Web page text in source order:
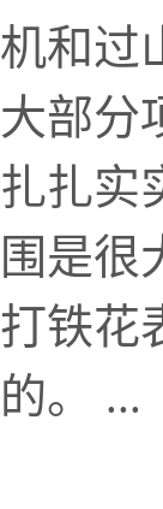
机和过
大部分
扎扎实
围是很
打铁花
的。 ...